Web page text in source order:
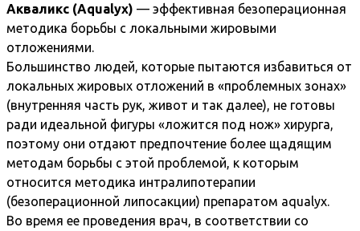
Акваликс (Aqualyx) — эффективная безоперационная
методика борьбы с локальными жировыми
отложениями.
Большинство людей, которые пытаются избавиться от
локальных жировых отложений в «проблемных зонах»
(внутренняя часть рук, живот и так далее), не готовы
ради идеальной фигуры «ложится под нож» хирурга,
поэтому они отдают предпочтение более щадящим
методам борьбы с этой проблемой, к которым
относится методика интралипотерапии
(безоперационной липосакции) препаратом aqualyx.
Во время ее проведения врач, в соответствии со